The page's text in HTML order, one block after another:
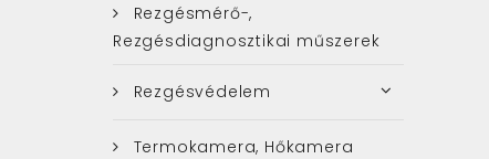
Rezgésmérő-,
Rezgésdiagnosztikai műszerek
Rezgésvédelem
Termokamera, Hőkamera